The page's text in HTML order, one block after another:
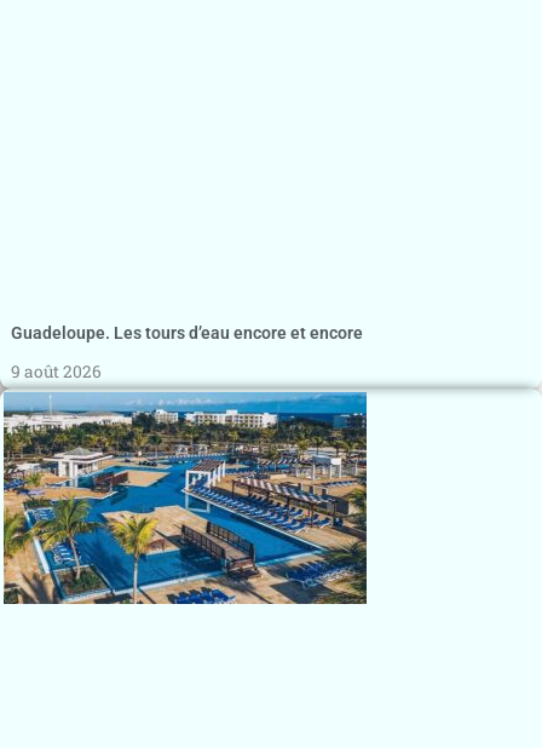
Guadeloupe. Les tours d’eau encore et encore
9 août 2026